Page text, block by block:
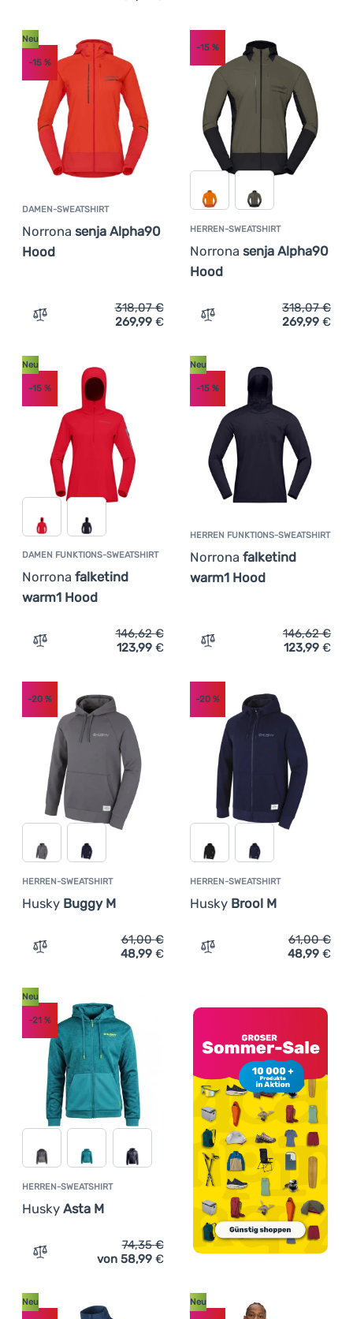
DAMEN-SWEATSHIRT
Norrona senja Alpha90
Hood
Neu
-15 %
Zum Vergleich 'Damen-Sweatshirt Norrona senja
318,07€
269,99 €
HERREN-SWEATSHIRT
Norrona senja Alpha90
Hood
-15%
Zum Vergleich 'Herren-
318,07€
269,99 €
DAMEN FUNKTIONS-SWEATSHIRT
Norrona falketind
warm1 Hood
Neu
-15 %
Zum Vergleich 'Damen Funktions-Sweatshirt Norrona
146,62€
123,99 €
HERREN FUNKTIONS-SWEATSHIRT
Norrona falketind
warm1 Hood
Neu
-15%
Zum Vergleich 'Herren
146,62€
123,99 €
HERREN-SWEATSHIRT
Husky Buggy M
-20 %
Zum Vergleich 'Herren-Sweatshirt Husky Buggy M'
61,00€
48,99 €
HERREN-SWEATSHIRT
Husky Brool M
-20%
Zum Vergleich 'Herren-
61,00€
48,99 €
HERREN-SWEATSHIRT
Husky Asta M
Neu
-21 %
Zum Vergleich 'Herren-Sweatshirt Husky Asta M'
74,35€
von 58,99 €
Neu Neu